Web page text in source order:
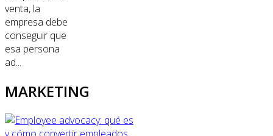
venta, la
empresa debe
conseguir que
esa persona
ad...
MARKETING